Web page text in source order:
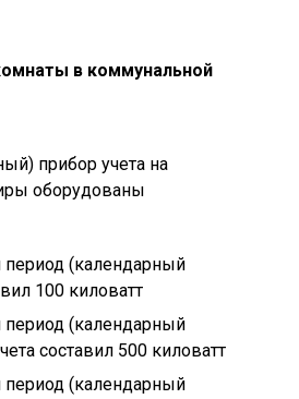
в коммунальной
прибор учета на
оборудованы
период (календарный
100 киловатт
период (календарный
составил 500 киловатт
период (календарный